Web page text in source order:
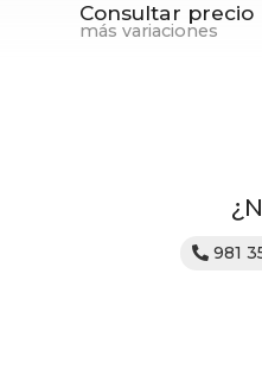
Consultar precio
más variaciones
981